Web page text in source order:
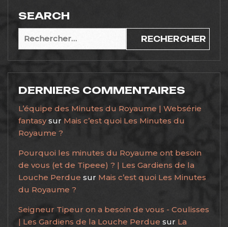
SEARCH
Rechercher :
DERNIERS COMMENTAIRES
L’équipe des Minutes du Royaume | Websérie
fantasysur Mais c’est quoi Les Minutes du
Royaume ?
Pourquoi les minutes du Royaume ont besoin
de vous (et de Tipeee) ? | Les Gardiens de la
Louche Perdue sur Mais c’est quoi Les Minutes
du Royaume ?
Seigneur Tipeur on a besoin de vous - Coulisses
| Les Gardiens de la Louche Perdue sur La